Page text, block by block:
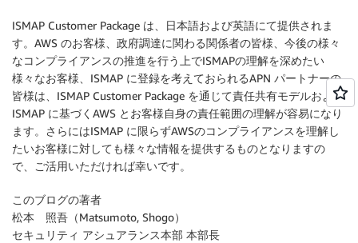
ISMAP Customer Package は、日本語および英語にて提供されま
す。AWS のお客様、政府調達に関わる関係者の皆様、今後の様々
なコンプライアンスの推進を行う上でISMAPの理解を深めたい
様々なお客様、ISMAP に登録を考えておられるAPN パートナーの
皆様は、ISMAP Customer Package を通じて責任共有モデルおよび
ISMAP に基づくAWS とお客様自身の責任範囲の理解が容易になり
ます。さらにはISMAP に限らずAWSのコンプライアンスを理解し
たいお客様に対しても様々な情報を提供するものとなりますの
で、ご活用いただければ幸いです。
このブログの著者
松本 照吾（Matsumoto, Shogo）
セキュリティ アシュアランス本部 本部長